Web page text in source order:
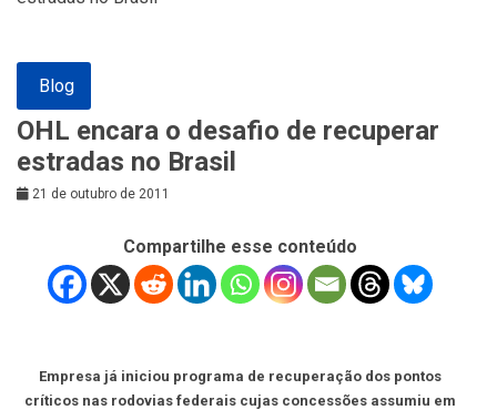
Blog
OHL encara o desafio de recuperar
estradas no Brasil
21 de outubro de 2011
Compartilhe esse conteúdo
Empresa já iniciou programa de recuperação dos pontos
críticos nas rodovias federais cujas concessões assumiu em